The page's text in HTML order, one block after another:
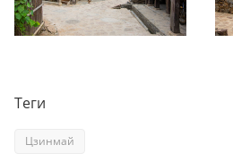
Теги
Цзинмай